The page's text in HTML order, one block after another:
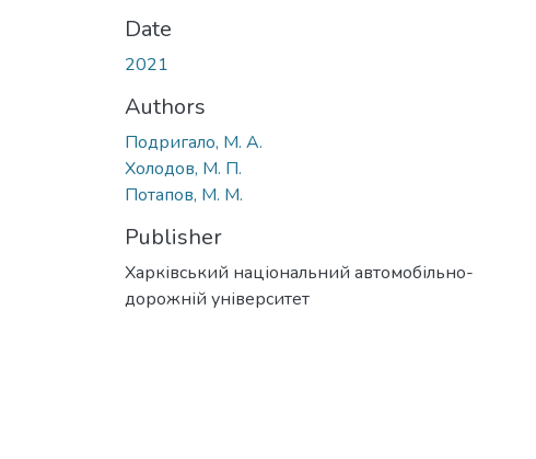
Date
2021
Authors
Подригало, М. А.
Холодов, М. П.
Потапов, М. М.
Publisher
Харківський національний автомобільно-
дорожній університет